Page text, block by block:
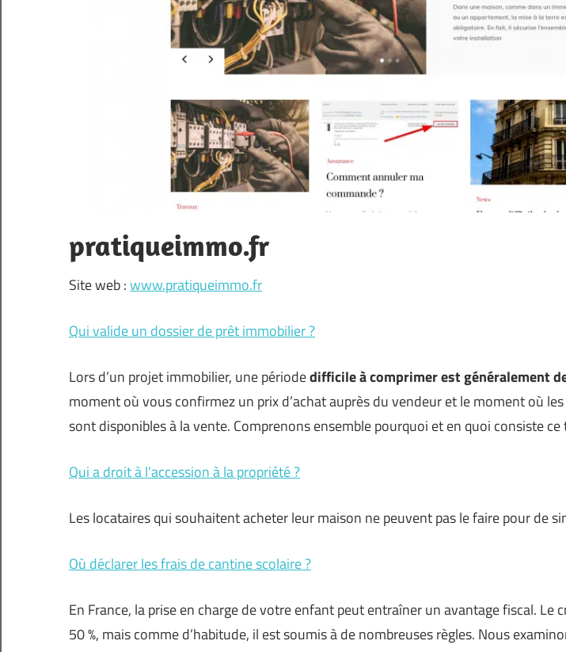
pratiqueimmo.fr
Site web :www.pratiqueimmo.fr
Qui valide un dossier de prêt immobilier ?
Lors d’un projet immobilier, une périodedifficile à comprimer est généralement
moment où vous confirmez un prix d’achat auprès du vendeur et le moment où
sont disponibles à la vente. Comprenons ensemble pourquoi et en quoi consiste ce
Qui a droit à l’accession à la propriété ?
Les locataires qui souhaitent acheter leur maison ne peuvent pas le faire pour de
Où déclarer les frais de cantine scolaire ?
En France, la prise en charge de votre enfant peut entraîner un avantage fiscal. Le
50 %, mais comme d’habitude, il est soumis à de nombreuses règles. Nous